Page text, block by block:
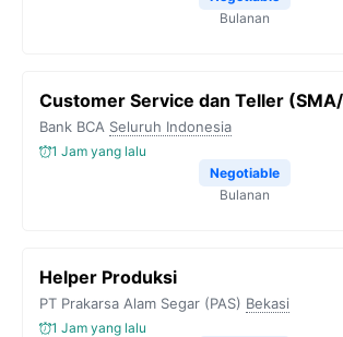
Bulanan
Customer Service dan Teller
Bank BCA Seluruh Indonesia
1 Jam yang lalu
Negotiable
Bulanan
Helper Produksi
PT Prakarsa Alam Segar (PAS) Bekasi
1 Jam yang lalu